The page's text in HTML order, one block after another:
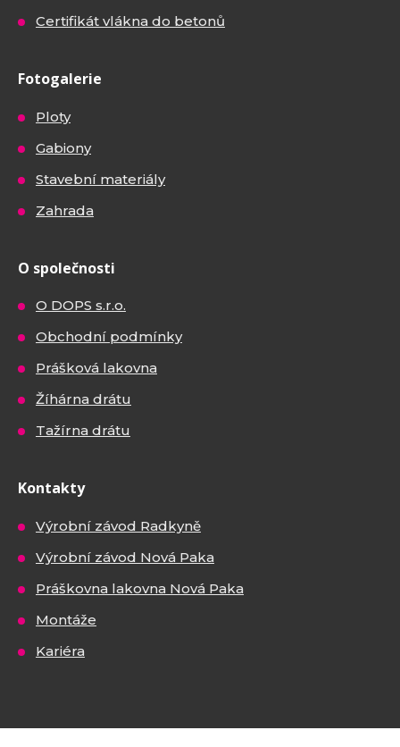
Certifikát vlákna do betonů
Fotogalerie
Ploty
Gabiony
Stavební materiály
Zahrada
O společnosti
O DOPS s.r.o.
Obchodní podmínky
Prášková lakovna
Žíhárna drátu
Tažírna drátu
Kontakty
Výrobní závod Radkyně
Výrobní závod Nová Paka
Práškovna lakovna Nová Paka
Montáže
Kariéra